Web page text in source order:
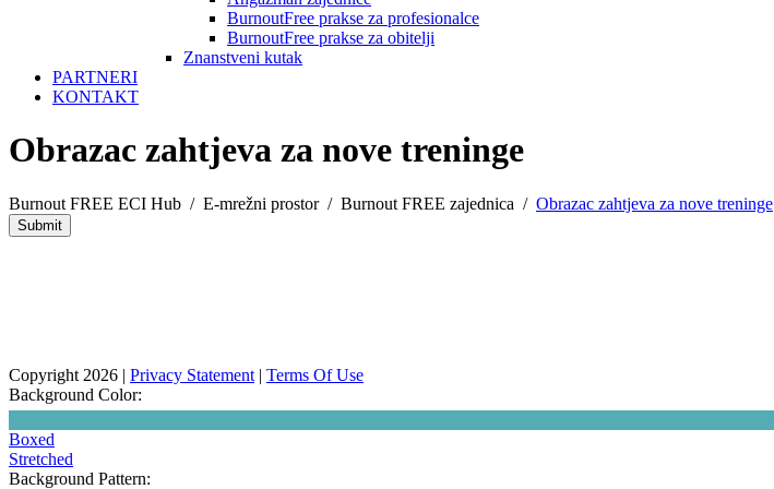
BurnoutFree prakse za profesionalce
BurnoutFree prakse za obitelji
Znanstveni kutak
PARTNERI
KONTAKT
Obrazac zahtjeva za nove treninge
Burnout FREE ECI Hub / E-mrežni prostor/ Burnout FREE zajednica / Obrazac zahtjeva za nove treninge
Copyright 2026 | Privacy Statement | Terms Of Use
Background Color:
Boxed
Stretched
Background Pattern: